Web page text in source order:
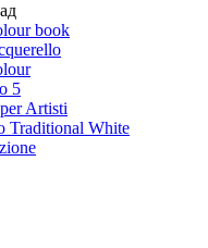
book
5
Artisti
Traditional White